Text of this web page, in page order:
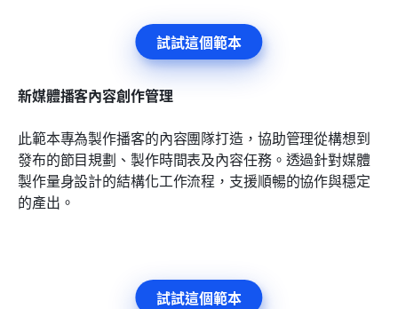
試試這個範本
新媒體播客內容創作管理
此範本專為製作播客的內容團隊打造，協助管理從構想到
發布的節目規劃、製作時間表及內容任務。透過針對媒體
製作量身設計的結構化工作流程，支援順暢的協作與穩定
的產出。
試試這個範本